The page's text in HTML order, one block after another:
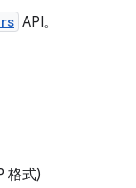
API。
格式)